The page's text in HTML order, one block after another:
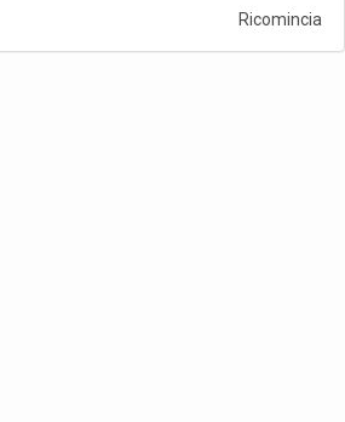
Ricomincia